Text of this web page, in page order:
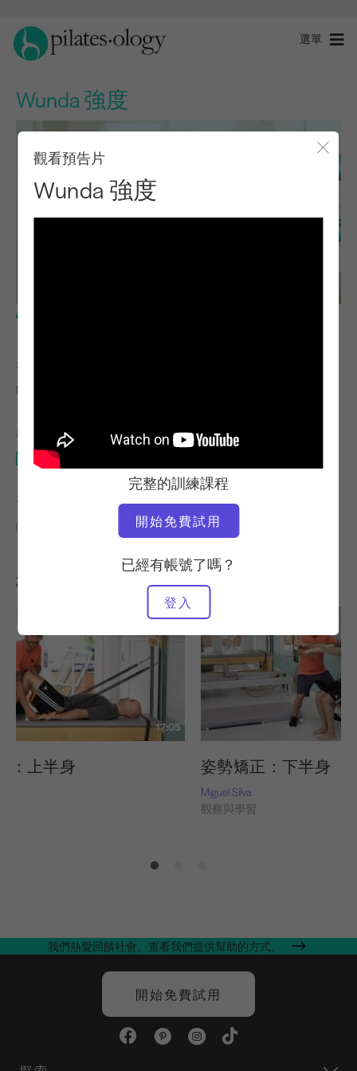
選單
Wunda 強度
關
觀看預告片
Wunda 強度
完整的訓練課程
開始免費試用
已經有帳號了嗎？
登入
老師
Miguel Silva
所需設備
Wunda 椅子
尋找類似的課程
Wunda 椅子
您可能也會喜歡的其他訓練課程
17:05
：上半身 姿勢矯正：下半身
Miguel Silva
觀察與學習
我們熱愛回饋社會。查看我們提供幫助的方式。
開始免費試用